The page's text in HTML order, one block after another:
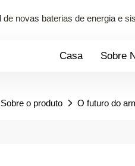
de novas baterias de energia e
Casa Sobre
Sobre o produto O futuro do